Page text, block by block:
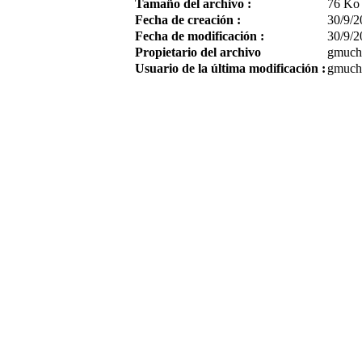
Tamaño del archivo :
76 Ko
Fecha de creación :
30/9/
Fecha de modificación :
30/9/
Propietario del archivo
Usuario de la última modificación :